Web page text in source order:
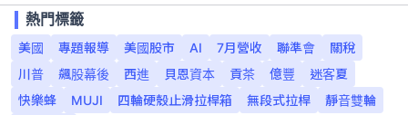
熱門標籤
美國
專題報導 美國股市 AI 7月營收 聯準會
關稅
川普
飆股幕後 西進 貝恩資本 貢茶 億豐
迷客夏
快樂蜂
MUJI 四輪硬殼止滑拉桿箱 無段式拉桿 靜音雙輪